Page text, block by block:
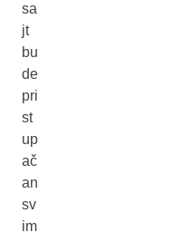
sa
jt
bu
de
pri
st
up
ač
an
sv
im